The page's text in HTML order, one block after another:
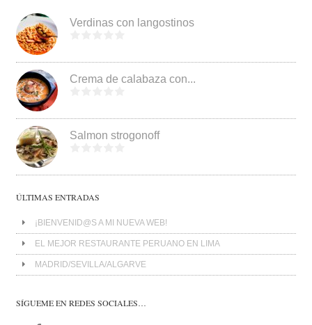
Verdinas con langostinos
Crema de calabaza con...
Salmon strogonoff
ÚLTIMAS ENTRADAS
¡BIENVENID@S A MI NUEVA WEB!
EL MEJOR RESTAURANTE PERUANO EN LIMA
MADRID/SEVILLA/ALGARVE
SÍGUEME EN REDES SOCIALES…